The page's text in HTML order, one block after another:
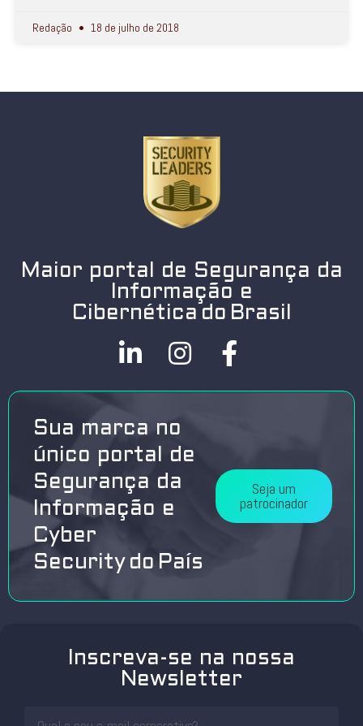
Redação 18 de julho de 2018
Maior portal de Segurança da
Informação e
Cibernética do Brasil
Sua marca no
único portal de
Segurança da
Informação e
Cyber
Security do País
Seja um
patrocinador
Inscreva-se na nossa
Newsletter